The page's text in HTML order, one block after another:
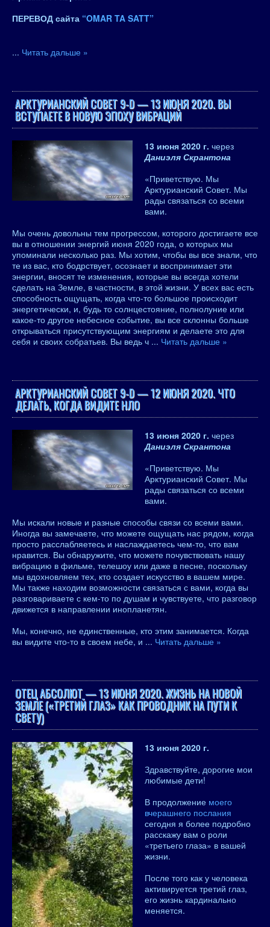
ПЕРЕВОД сайта “OMAR TA SATT”
... Читать дальше »
АРКТУРИАНСКИЙ СОВЕТ 9-D — 13 ИЮНЯ 2020. ВЫ
ВСТУПАЕТЕ В НОВУЮ ЭПОХУ ВИБРАЦИЙ
13 июня 2020 г. через
Даниэля Скрантона
«Приветствую. Мы
Арктурианский Совет. Мы
рады связаться со всеми
вами.
Мы очень довольны тем прогрессом, которого достигаете все
вы в отношении энергий июня 2020 года, о которых мы
упоминали несколько раз. Мы хотим, чтобы вы все знали, что
те из вас, кто бодрствует, осознает и воспринимает эти
энергии, вносят те изменения, которые вы всегда хотели
сделать на Земле, в частности, в этой жизни. У всех вас есть
способность ощущать, когда что-то большое происходит
энергетически, и, будь то солнцестояние, полнолуние или
какое-то другое небесное событие, вы все склонны больше
открываться присутствующим энергиям и делаете это для
себя и своих собратьев. Вы ведь ч ... Читать дальше »
АРКТУРИАНСКИЙ СОВЕТ 9-D — 12 ИЮНЯ 2020. ЧТО
ДЕЛАТЬ, КОГДА ВИДИТЕ НЛО
13 июня 2020 г. через
Даниэля Скрантона
«Приветствую. Мы
Арктурианский Совет. Мы
рады связаться со всеми
вами.
Мы искали новые и разные способы связи со всеми вами.
Иногда вы замечаете, что можете ощущать нас рядом, когда
просто расслабляетесь и наслаждаетесь чем-то, что вам
нравится. Вы обнаружите, что можете почувствовать нашу
вибрацию в фильме, телешоу или даже в песне, поскольку
мы вдохновляем тех, кто создает искусство в вашем мире.
Мы также находим возможности связаться с вами, когда вы
разговариваете с кем-то по душам и чувствуете, что разговор
движется в направлении инопланетян.
Мы, конечно, не единственные, кто этим занимается. Когда
вы видите что-то в своем небе, и ... Читать дальше »
ОТЕЦ АБСОЛЮТ — 13 ИЮНЯ 2020. ЖИЗНЬ НА НОВОЙ
ЗЕМЛЕ («ТРЕТИЙ ГЛАЗ» КАК ПРОВОДНИК НА ПУТИ К
СВЕТУ)
13 июня 2020 г.
Здравствуйте, дорогие мои
любимые дети!
В продолжение моего
вчерашнего послания
сегодня я более подробно
расскажу вам о роли
«третьего глаза» в вашей
жизни.
После того как у человека
активируется третий глаз,
его жизнь кардинально
меняется.